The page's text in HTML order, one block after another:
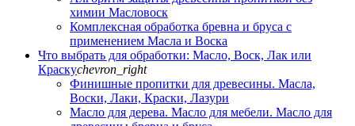
химии Масловоск
Комплексная обработка бревна и бруса с
применением Масла и Воска
Что выбрать для обработки: Масло, Воск, Лак или
Краскуchevron_right
Финишные пропитки для древесины. Масла,
Воски, Лаки, Краски, Лазури
Масло для дерева. Масло для мебели. Масло для